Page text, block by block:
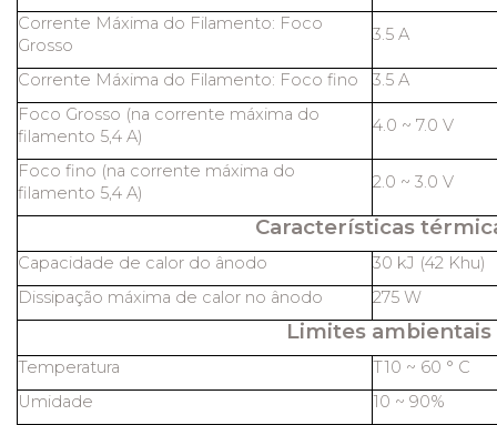
Corrente Máxima do Filamento: Foco
Grosso
3.5 A
Corrente Máxima do Filamento: Foco fino
3.5 A
Foco Grosso (na corrente máxima do
filamento 5,4 A)
4.0 ~ 7.0 V
Foco fino (na corrente máxima do
filamento 5,4 A)
2.0 ~ 3.0 V
Características
Capacidade de calor do ânodo
30 kJ (42 Khu)
Dissipação máxima de calor no ânodo
275 W
Limites ambientais
Temperatura
T10 ~ 60 ° C
Umidade
10 ~ 90%